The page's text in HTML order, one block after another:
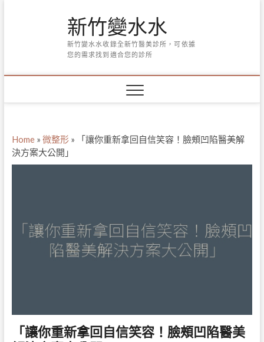
新竹變水水
新竹變水水收錄全新竹醫美診所，可依據
您的需求找到適合您的診所
Home» 微整形»
「讓你重新拿回自信笑容！臉頰凹陷醫美解
決方案大公開」
「讓你重新拿回自信笑容！臉頰凹陷醫美